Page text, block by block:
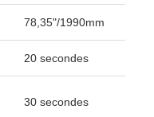
78,35"/1990mm
20 secondes
30 secondes